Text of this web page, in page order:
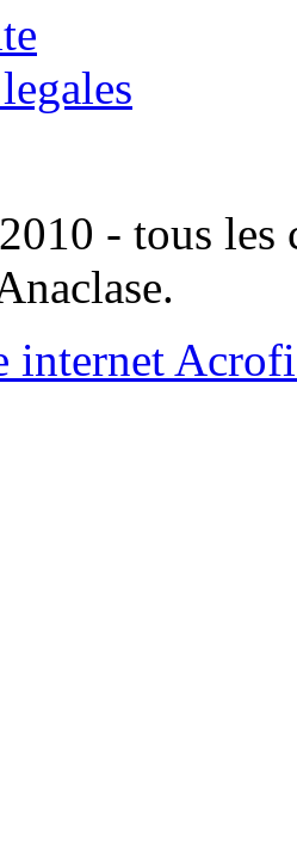
- tous les
internet